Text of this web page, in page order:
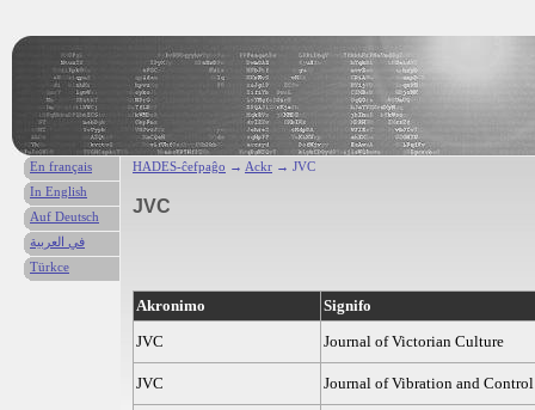
HADES-ĉefpaĝo → Ackr → JVC
JVC
Akronimo
Signifo
JVC
Journal of Victorian Culture
JVC Journal of Vibration and Control
En français
In English
Auf Deutsch
في العربية
Türkce